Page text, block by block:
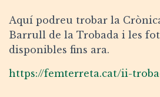
Aquí podreu trobar la
Barrull de la Trobada i les
disponibles fins ara.
https://femterreta.cat/ii-